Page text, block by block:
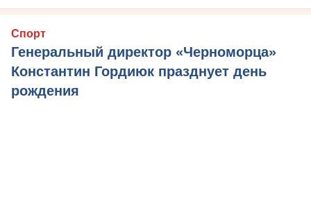
Спорт
Генеральный директор «Черноморца»
Константин Гордиюк празднует день
рождения